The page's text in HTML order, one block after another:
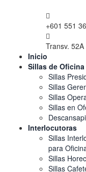
+601 551
Transv.
Inicio
Sillas de Oficina
Sillas
Sillas
Sillas
Sillas en
Interlocutoras
Sillas
para
Sillas
Sillas